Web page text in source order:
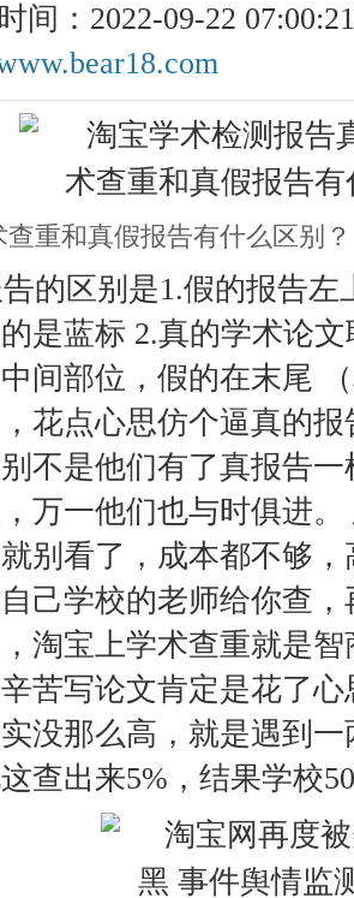
间：2022-09-22 07:00:21
重和真假报告有什么区别？
的区别是1.假的报告左
是蓝标 2.真的学术论
间部位，假的在末尾
花点心思仿个逼真的
不是他们有了真报告
万一他们也与时俱进
别看了，成本都不够
己学校的老师给你查
淘宝上学术查重就是
苦写论文肯定是花了
没那么高，就是遇到
查出来5%，结果学校